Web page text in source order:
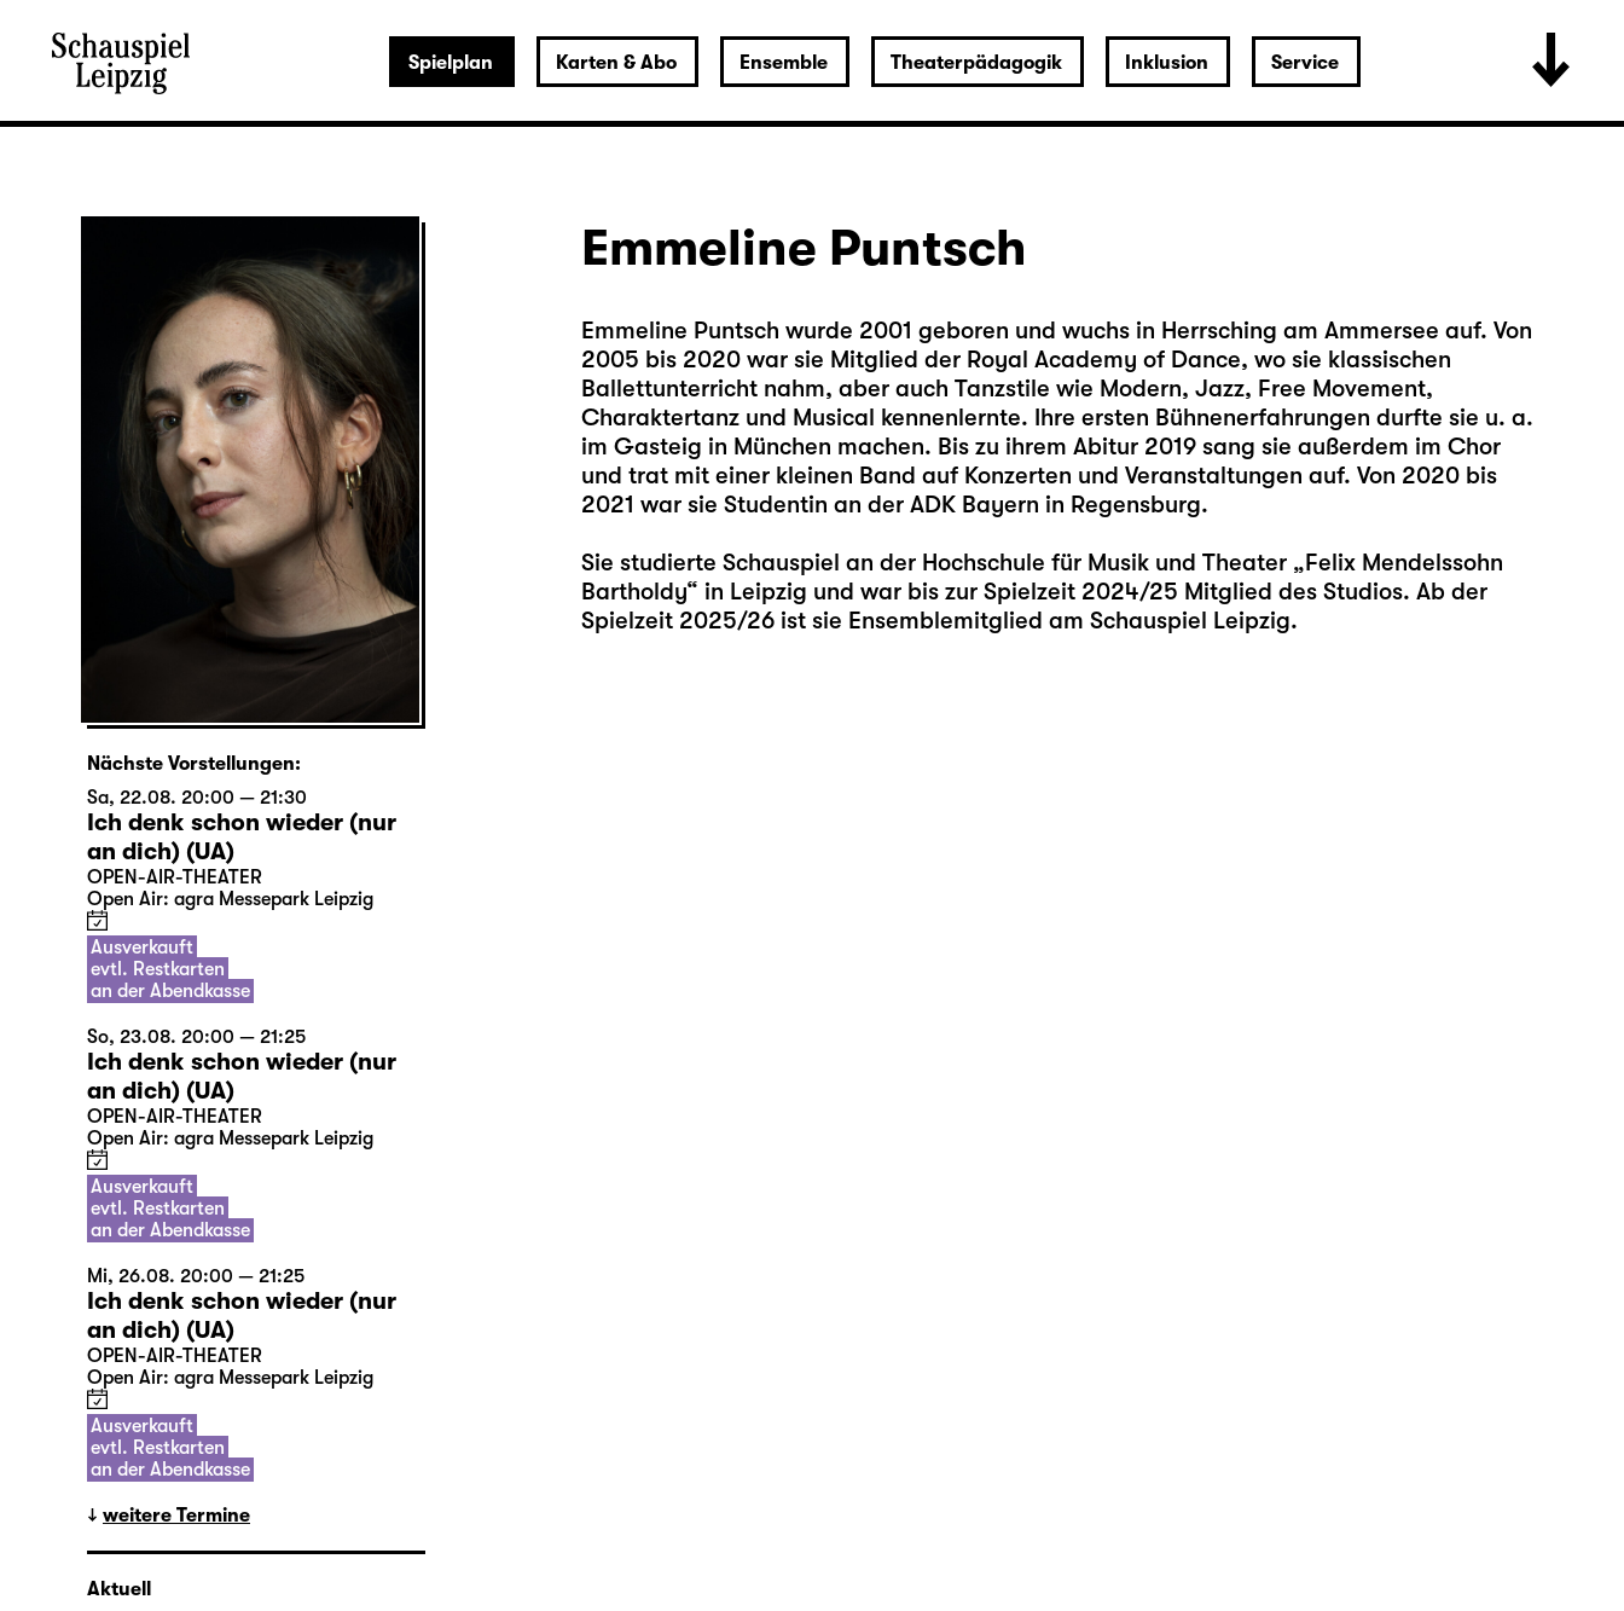
Spielplan Karten & Abo Ensemble Theaterpädagogik Inklusion Service
Emmeline Puntsch
Emmeline Puntsch wurde 2001 geboren und wuchs in Herrsching am Ammersee auf. Von
2005 bis 2020 war sie Mitglied der Royal Academy of Dance, wo sie klassischen
Ballettunterricht nahm, aber auch Tanzstile wie Modern, Jazz, Free Movement,
Charaktertanz und Musical kennenlernte. Ihre ersten Bühnenerfahrungen durfte sie u. a.
im Gasteig in München machen. Bis zu ihrem Abitur 2019 sang sie außerdem im Chor
und trat mit einer kleinen Band auf Konzerten und Veranstaltungen auf. Von 2020 bis
2021 war sie Studentin an der ADK Bayern in Regensburg.
Sie studierte Schauspiel an der Hochschule für Musik und Theater „Felix Mendelssohn
Bartholdy“ in Leipzig und war bis zur Spielzeit 2024/25 Mitglied des Studios. Ab der
Spielzeit 2025/26 ist sie Ensemblemitglied am Schauspiel Leipzig.
Nächste Vorstellungen:
Sa, 22.08. 20:00 — 21:30
Ich denk schon wieder (nur
an dich) (UA)
OPEN-AIR-THEATER
Open Air: agra Messepark Leipzig
Ausverkauft
evtl. Restkarten
an der Abendkasse
So, 23.08. 20:00 — 21:25
Ich denk schon wieder (nur
an dich) (UA)
OPEN-AIR-THEATER
Open Air: agra Messepark Leipzig
Ausverkauft
evtl. Restkarten
an der Abendkasse
Mi, 26.08. 20:00 — 21:25
Ich denk schon wieder (nur
an dich) (UA)
OPEN-AIR-THEATER
Open Air: agra Messepark Leipzig
Ausverkauft
evtl. Restkarten
an der Abendkasse
weitere Termine
Aktuell